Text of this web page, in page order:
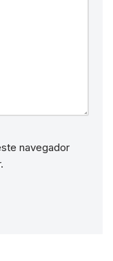
navegador